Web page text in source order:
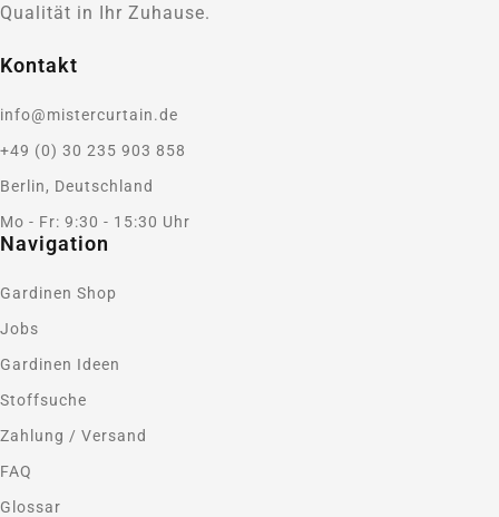
Qualität in Ihr Zuhause.
Kontakt
info@mistercurtain.de
+49 (0) 30 235 903 858
Berlin, Deutschland
Mo - Fr: 9:30 - 15:30 Uhr
Navigation
Gardinen Shop
Jobs
Gardinen Ideen
Stoffsuche
Zahlung / Versand
FAQ
Glossar